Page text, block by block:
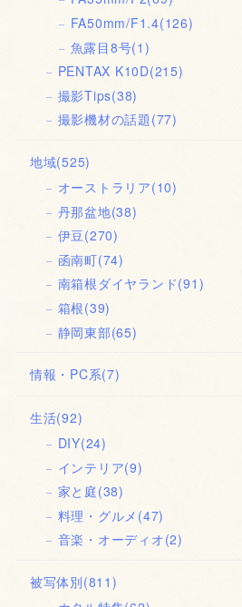
FA50mm/F1.4(126)
魚露目8号(1)
PENTAX K10D(215)
撮影Tips(38)
撮影機材の話題(77)
地域(525)
オーストラリア(10)
丹那盆地(38)
伊豆(270)
函南町(74)
南箱根ダイヤランド(91)
箱根(39)
静岡東部(65)
情報・PC系(7)
生活(92)
DIY(24)
インテリア(9)
家と庭(38)
料理・グルメ (47)
音楽・オーディオ(2)
被写体別(811)